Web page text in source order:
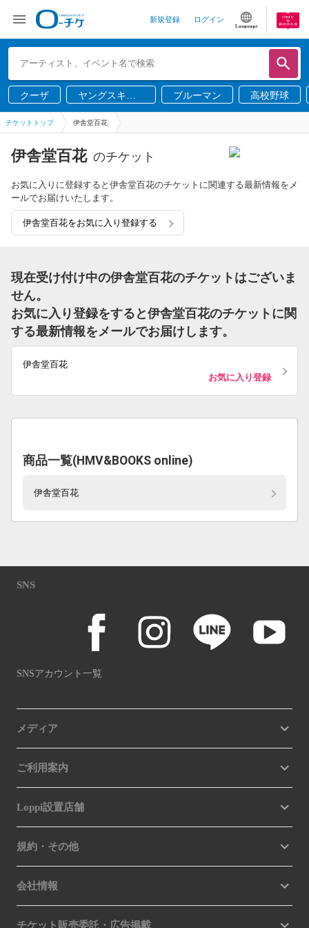
新規登録 ログイン
Language
クーザ
ヤングスキニ
ー
ブルーマン 高校野球
チケットトップ 伊舎堂百花
伊舎堂百花 のチケット
お気に入りに登録すると伊舎堂百花のチケットに関連する最新情報をメ
ールでお届けいたします。
伊舎堂百花をお気に入り登録する
現在受け付け中の伊舎堂百花のチケットはございま
せん。
お気に入り登録をすると伊舎堂百花のチケットに関
する最新情報をメールでお届けします。
伊舎堂百花
お気に入り登録
商品一覧(HMV&BOOKS online)
伊舎堂百花
SNS
SNSアカウント一覧
メディア
ご利用案内
Loppi設置店舗
規約・その他
会社情報
チケット販売委託・広告掲載